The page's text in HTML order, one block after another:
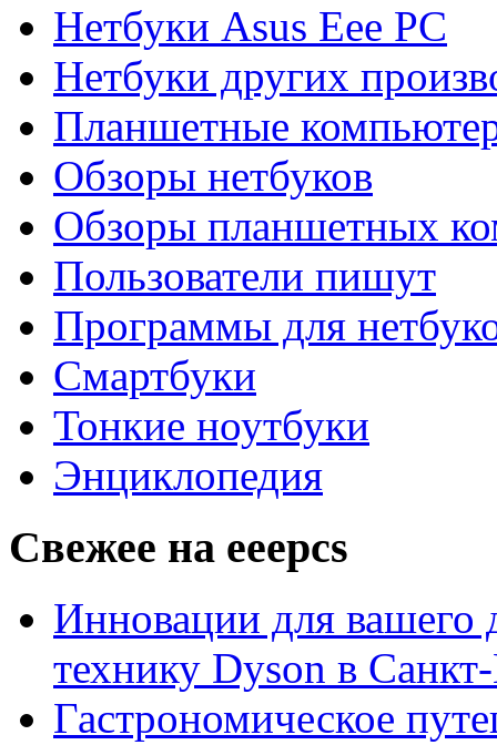
Нетбуки Asus Eee PC
Нетбуки других
Планшетные
Обзоры нетбуков
Обзоры планшетных
Пользователи пишут
Программы для
Смартбуки
Тонкие ноутбуки
Энциклопедия
Свежее на eeepcs
Инновации для вашего
технику Dyson в
Гастрономическое